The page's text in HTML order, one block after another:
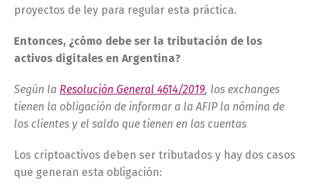
proyectos de ley para regular esta práctica.
Entonces, ¿cómo debe ser la tributación de los
activos digitales en Argentina?
Según la Resolución General 4614/2019, los exchanges
tienen la obligación de informar a la AFIP la nómina de
los clientes y el saldo que tienen en las cuentas
Los criptoactivos deben ser tributados y hay dos casos
que generan esta obligación: